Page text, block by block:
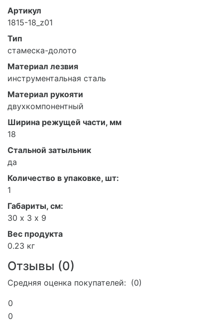
Артикул
1815-18_z01
Тип
стамеска-долото
Материал лезвия
инструментальная сталь
Материал рукояти
двухкомпонентный
Ширина режущей части, мм
18
Стальной затыльник
да
Количество в упаковке, шт:
1
Габариты, см:
30 х 3 х 9
Вес продукта
0.23 кг
Отзывы (0)
Средняя оценка покупателей: (0)
0
0